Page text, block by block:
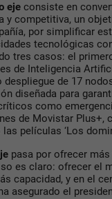
eje consiste en
y competitiva, un
por simplificar
tecnológicas
tres casos: el
de Inteligencia
despliegue de 17
diseñada para
como
de Movistar Plus+,
las películas ‘Los
pasa por ofrecer
es claro: ofrecer el
capacidad, y en el
asegurado el